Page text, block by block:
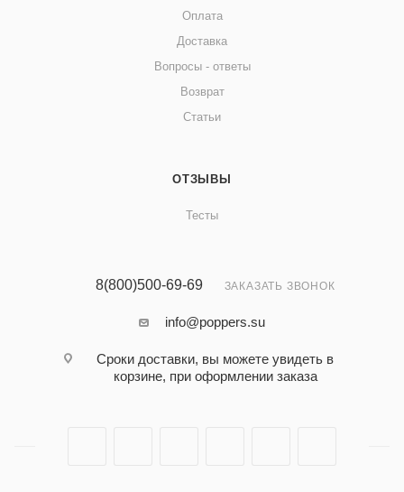
Оплата
Доставка
Вопросы - ответы
Возврат
Статьи
ОТЗЫВЫ
Тесты
8(800)500-69-69 ЗАКАЗАТЬ ЗВОНОК
info@poppers.su
Сроки доставки, вы можете увидеть в
корзине, при оформлении заказа